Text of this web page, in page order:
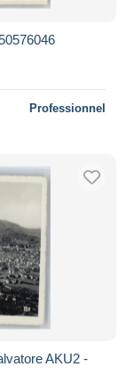
Professionnel
AKU2 -